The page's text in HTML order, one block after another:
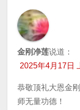
金刚净莲说道：
2025年4月17日
恭敬顶礼大恩金
师无量功德！